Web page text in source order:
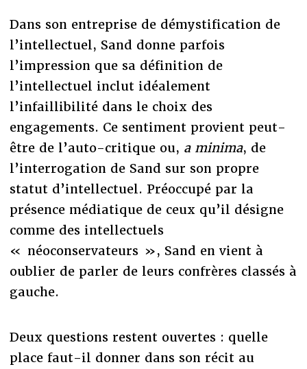
Dans son entreprise de démystification de
l’intellectuel, Sand donne parfois
l’impression que sa définition de
l’intellectuel inclut idéalement
l’infaillibilité dans le choix des
engagements. Ce sentiment provient peut-
être de l’auto-critique ou, a minima, de
l’interrogation de Sand sur son propre
statut d’intellectuel. Préoccupé par la
présence médiatique de ceux qu’il désigne
comme des intellectuels
« néoconservateurs », Sand en vient à
oublier de parler de leurs confrères classés à
gauche.
Deux questions restent ouvertes : quelle
place faut-il donner dans son récit au